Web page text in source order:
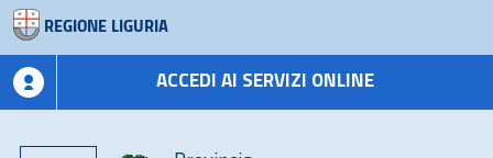
REGIONE LIGURIA
ACCEDI AI SERVIZI ONLINE